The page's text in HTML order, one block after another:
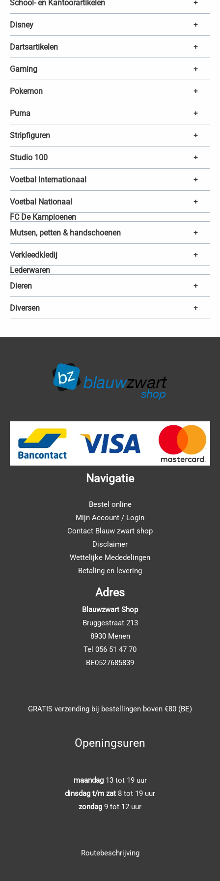
School- en Kantoorartikelen +
Disney +
Dartsartikelen +
Gaming +
Pokemon +
Puma +
Stripfiguren +
Studio 100 +
Voetbal Internationaal +
Voetbal Nationaal +
FC De Kampioenen
Mutsen, petten & handschoenen
+
Verkleedkledij +
Lederwaren
Dieren
+
Diversen +
Navigatie
Bestel online
Mijn Account / Login
Contact Blauw zwart shop
Disclaimer
Wettelijke Mededelingen
Betaling en levering
Adres
Blauwzwart Shop
Bruggestraat 213
8930 Menen
Tel 056 51 47 70
BE0527685839
GRATIS verzending bij bestellingen boven €80 (BE)
Openingsuren
maandag 13 tot 19 uur
dinsdag t/m zat 8 tot 19 uur
zondag 9 tot 12 uur
Routebeschrijving